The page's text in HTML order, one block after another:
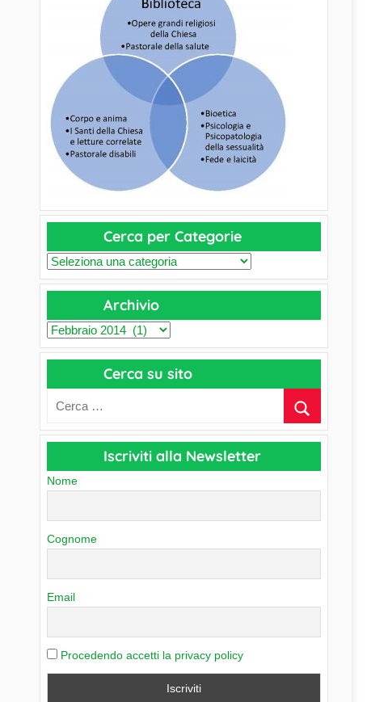
Cerca per Categorie
C
e
c
a
e
C
t
e
o
i
e
Archivio
A
r
h
v
o
Cerca su sito
Iscriviti alla Newsletter
Nome
Cognome
Email
Procedendo accetti la privacy policy